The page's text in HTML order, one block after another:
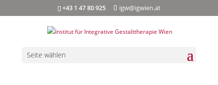
+43 1 47 80 925 igw@igwien.at
Seite wählen